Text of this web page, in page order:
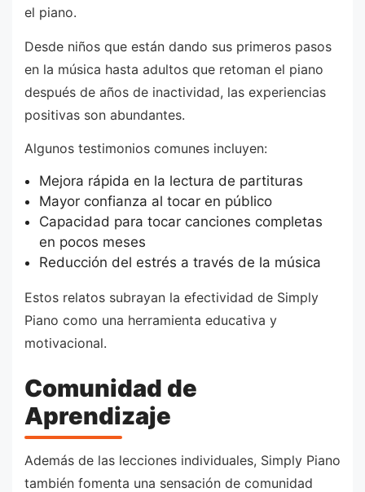
el piano.
Desde niños que están dando sus primeros pasos
en la música hasta adultos que retoman el piano
después de años de inactividad, las experiencias
positivas son abundantes.
Algunos testimonios comunes incluyen:
Mejora rápida en la lectura de partituras
Mayor confianza al tocar en público
Capacidad para tocar canciones completas
en pocos meses
Reducción del estrés a través de la música
Estos relatos subrayan la efectividad de Simply
Piano como una herramienta educativa y
motivacional.
Comunidad de
Aprendizaje
Además de las lecciones individuales, Simply Piano
también fomenta una sensación de comunidad